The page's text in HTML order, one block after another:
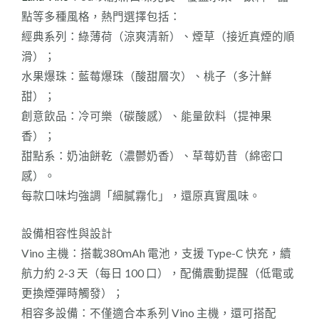
點等多種風格，熱門選擇包括：
經典系列：綠薄荷（涼爽清新）、煙草（接近真煙的順
滑）；
水果爆珠：藍莓爆珠（酸甜層次）、桃子（多汁鮮
甜）；
創意飲品：冷可樂（碳酸感）、能量飲料（提神果
香）；
甜點系：奶油餅乾（濃鬱奶香）、草莓奶昔（綿密口
感）。
每款口味均強調「細膩霧化」，還原真實風味。
設備相容性與設計
Vino 主機：搭載380mAh 電池，支援 Type-C 快充，續
航力約 2-3 天（每日 100 口），配備震動提醒（低電或
更換煙彈時觸發）；
相容多設備：不僅適合本系列 Vino 主機，還可搭配